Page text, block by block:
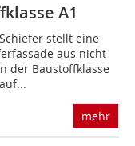
A1
stellt eine
aus nicht
der Baustoffklasse
mehr